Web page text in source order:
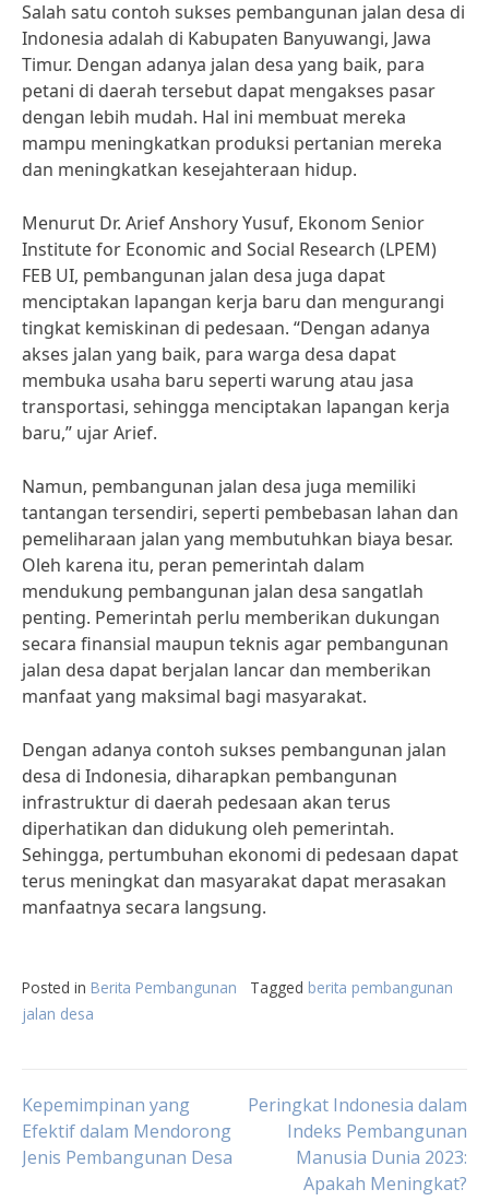
Salah satu contoh sukses pembangunan jalan desa di
Indonesia adalah di Kabupaten Banyuwangi, Jawa
Timur. Dengan adanya jalan desa yang baik, para
petani di daerah tersebut dapat mengakses pasar
dengan lebih mudah. Hal ini membuat mereka
mampu meningkatkan produksi pertanian mereka
dan meningkatkan kesejahteraan hidup.
Menurut Dr. Arief Anshory Yusuf, Ekonom Senior
Institute for Economic and Social Research (LPEM)
FEB UI, pembangunan jalan desa juga dapat
menciptakan lapangan kerja baru dan mengurangi
tingkat kemiskinan di pedesaan. “Dengan adanya
akses jalan yang baik, para warga desa dapat
membuka usaha baru seperti warung atau jasa
transportasi, sehingga menciptakan lapangan kerja
baru,” ujar Arief.
Namun, pembangunan jalan desa juga memiliki
tantangan tersendiri, seperti pembebasan lahan dan
pemeliharaan jalan yang membutuhkan biaya besar.
Oleh karena itu, peran pemerintah dalam
mendukung pembangunan jalan desa sangatlah
penting. Pemerintah perlu memberikan dukungan
secara finansial maupun teknis agar pembangunan
jalan desa dapat berjalan lancar dan memberikan
manfaat yang maksimal bagi masyarakat.
Dengan adanya contoh sukses pembangunan jalan
desa di Indonesia, diharapkan pembangunan
infrastruktur di daerah pedesaan akan terus
diperhatikan dan didukung oleh pemerintah.
Sehingga, pertumbuhan ekonomi di pedesaan dapat
terus meningkat dan masyarakat dapat merasakan
manfaatnya secara langsung.
Posted in Berita Pembangunan Tagged berita pembangunan
jalan desa
Post
navigation
Kepemimpinan yang
Efektif dalam Mendorong
Jenis Pembangunan Desa
Peringkat Indonesia dalam
Indeks Pembangunan
Manusia Dunia 2023:
Apakah Meningkat?